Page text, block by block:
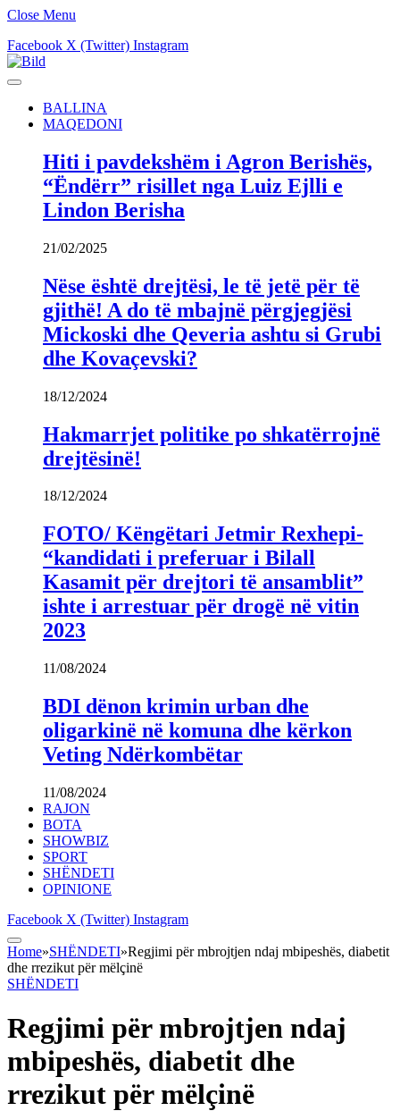
Close Menu
Facebook X (Twitter) Instagram
BALLINA
MAQEDONI
Hiti i pavdekshëm i Agron Berishës,
“Ëndërr” risillet nga Luiz Ejlli e
Lindon Berisha
21/02/2025
Nëse është drejtësi, le të jetë për të
gjithë! A do të mbajnë përgjegjësi
Mickoski dhe Qeveria ashtu si Grubi
dhe Kovaçevski?
18/12/2024
Hakmarrjet politike po shkatërrojnë
drejtësinë!
18/12/2024
FOTO/ Këngëtari Jetmir Rexhepi-
“kandidati i preferuar i Bilall
Kasamit për drejtori të ansamblit”
ishte i arrestuar për drogë në vitin
2023
11/08/2024
BDI dënon krimin urban dhe
oligarkinë në komuna dhe kërkon
Veting Ndërkombëtar
11/08/2024
RAJON
BOTA
SHOWBIZ
SPORT
SHËNDETI
OPINIONE
Facebook X (Twitter) Instagram
Home»SHËNDETI»Regjimi për mbrojtjen ndaj mbipeshës, diabetit
dhe rrezikut për mëlçinë
SHËNDETI
Regjimi për mbrojtjen ndaj
mbipeshës, diabetit dhe
rrezikut për mëlçinë